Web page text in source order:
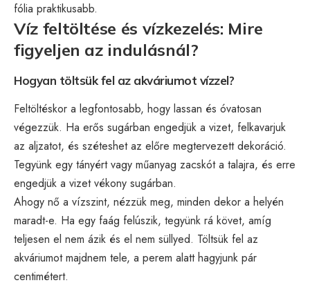
fólia praktikusabb.
Víz feltöltése és vízkezelés: Mire
figyeljen az indulásnál?
Hogyan töltsük fel az akváriumot vízzel?
Feltöltéskor a legfontosabb, hogy lassan és óvatosan
végezzük. Ha erős sugárban engedjük a vizet, felkavarjuk
az aljzatot, és széteshet az előre megtervezett dekoráció.
Tegyünk egy tányért vagy műanyag zacskót a talajra, és erre
engedjük a vizet vékony sugárban.
Ahogy nő a vízszint, nézzük meg, minden dekor a helyén
maradt-e. Ha egy faág felúszik, tegyünk rá követ, amíg
teljesen el nem ázik és el nem süllyed. Töltsük fel az
akváriumot majdnem tele, a perem alatt hagyjunk pár
centimétert.